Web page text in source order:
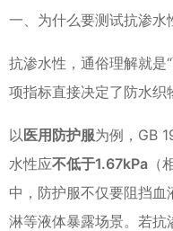
一、为什么要测试抗渗水
抗渗水性，通俗理解就是
项指标直接决定了防水织
以医用防护服为例，GB
水性应不低于1.67kPa
中，防护服不仅要阻挡
淋等液体暴露场景。若抗